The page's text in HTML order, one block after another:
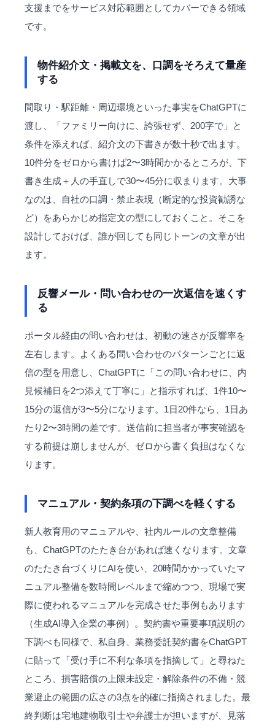
支援までをサービス対応範囲としてカバーできる領域
です。
物件紹介文・掲載文を、口調をそろえて量産
する
間取り・駅距離・周辺環境といった事実をChatGPTに
渡し、「ファミリー向けに、誇張せず、200字で」と
条件を添えれば、紹介文の下書きが数十秒で出ます。
10件分をゼロから書けば2〜3時間かかるところが、下
書き生成＋人の手直しで30〜45分に収まります。大事
なのは、自社の口調・禁止表現（断定的な投資勧誘な
ど）をあらかじめ指定文の型にしておくこと。そこを
設計しておけば、誰が回しても同じトーンの文章が出
ます。
反響メール・問い合わせの一次返信を速くす
る
ポータル経由の問い合わせは、初動の速さが反響率を
左右します。よくある問い合わせのパターンごとに返
信の型を用意し、ChatGPTに「この問い合わせに、内
見候補日を2つ添えて丁寧に」と指示すれば、1件10〜
15分の返信が3〜5分になります。1日20件なら、1日あ
たり2〜3時間の差です。送信前に担当者が事実確認を
する前提は崩しませんが、ゼロから書く負担はなくな
ります。
マニュアル・契約条項の下調べを軽くする
新人教育用のマニュアルや、社内ルールの文章整備
も、ChatGPTのたたき台があれば速くなります。文章
のたたき台づくりにAIを使い、20時間かかっていたマ
ニュアル整備を数時間レベルまで縮めつつ、現場で実
際に使われるマニュアルを完成させた事例もあります
（生成AI導入企業の事例）。契約書や重要事項説明の
下調べも同様で、私自身、業務委託契約書をChatGPT
に貼って「受け手に不利な条項を指摘して」と尋ねた
ところ、損害賠償の上限未設定・解除条件の不備・競
業避止の範囲の広さの3点を的確に指摘されました。最
終判断は宅地建物取引士や弁護士が担いますが、見落